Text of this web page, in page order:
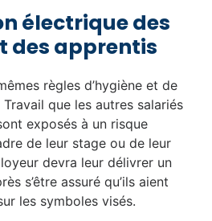
électrique des
des apprentis
règles d’hygiène et de
que les autres salariés
exposés à un risque
de leur stage ou de leur
devra leur délivrer un
s’être assuré qu’ils aient
les symboles visés.